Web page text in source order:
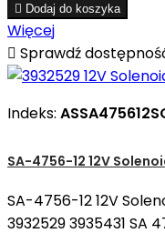
 Dodaj do koszyka
Więcej
 Sprawdź
Indeks:
SA-4756-12 12V
SA-4756-12 12V
3932529 3935431 SA